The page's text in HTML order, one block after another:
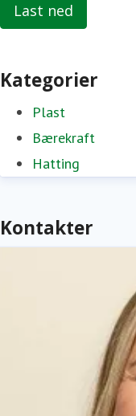
Last ned
Kategorier
Plast
Bærekraft
Hatting
Kontakter